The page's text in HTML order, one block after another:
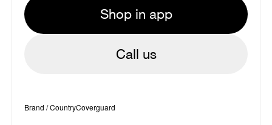
Shop in app
Call us
Brand / CountryCoverguard